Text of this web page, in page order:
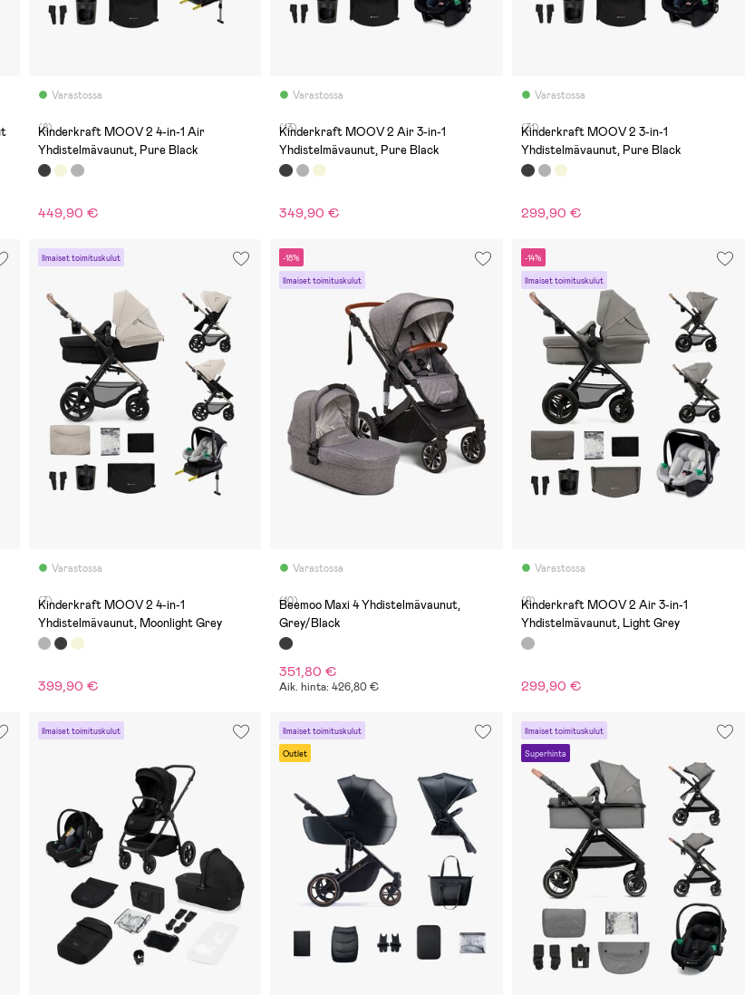
Varastossa
(8)
Kinderkraft MOOV 2 4-in-1 Air
Yhdistelmävaunut, Pure Black
449,90 €
Varastossa
(13)
Kinderkraft MOOV 2 Air 3-in-1
Yhdistelmävaunut, Pure Black
349,90 €
Varastossa
(31)
Kinderkraft MOOV 2 3-in-1
Yhdistelmävaunut, Pure Black
299,90 €
Ilmaiset toimituskulut
Varastossa
(7)
Kinderkraft MOOV 2 4-in-1
Yhdistelmävaunut, Moonlight Grey
399,90 €
-18%
Ilmaiset toimituskulut
Varastossa
(10)
Beemoo Maxi 4 Yhdistelmävaunut,
Grey/Black
351,80 €
Aik. hinta: 426,80 €
-14%
Ilmaiset toimituskulut
Varastossa
(2)
Kinderkraft MOOV 2 Air 3-in-1
Yhdistelmävaunut, Light Grey
299,90 €
Ilmaiset toimituskulut Ilmaiset toimituskulut
Outlet
Ilmaiset toimituskulut
Superhinta